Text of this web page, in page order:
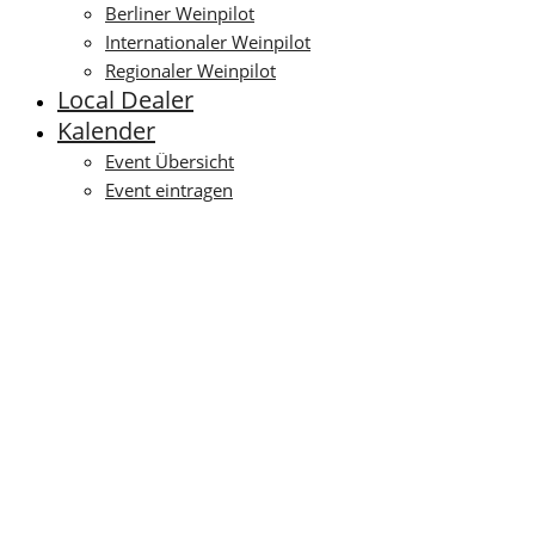
Berliner Weinpilot
Internationaler Weinpilot
Regionaler Weinpilot
Local Dealer
Kalender
Event Übersicht
Event eintragen